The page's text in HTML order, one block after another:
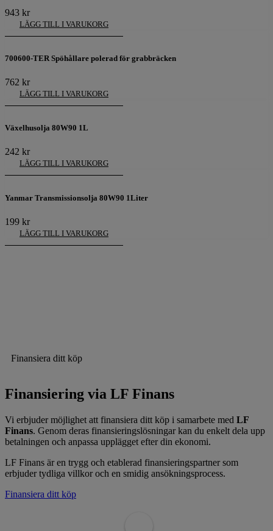
943 kr
LÄGG TILL I VARUKORG
700600-TER Spöhållare polerad för grabbräcken
762 kr
LÄGG TILL I VARUKORG
Växelhusolja 80W90 1L
242 kr
LÄGG TILL I VARUKORG
Yanmar Transmissionsolja 80W90 1Liter
199 kr
LÄGG TILL I VARUKORG
Finansiera ditt köp
Finansiering via LF Finans
Vi erbjuder möjlighet att finansiera ditt köp i samarbete med LF
Finans. Genom deras finansieringslösningar kan du enkelt dela upp
betalningen och anpassa upplägget efter din ekonomi.
LF Finans är en trygg och etablerad finansieringspartner som
erbjuder tydliga villkor och en smidig ansökningsprocess.
Finansiera ditt köp